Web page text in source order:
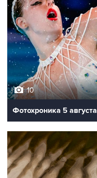
10
Фотохроника 5 августа